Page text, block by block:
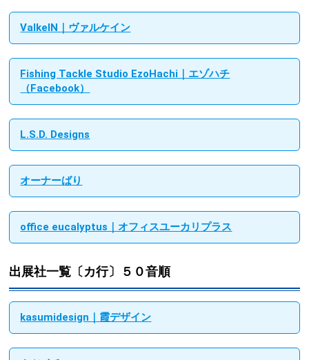
ValkeIN｜ヴァルケイン
Fishing Tackle Studio EzoHachi｜エゾハチ
（Facebook）
L.S.D. Designs
オーナーばり
office eucalyptus｜オフィスユーカリプラス
出展社一覧〔カ行〕５０音順
kasumidesign｜霞デザイン